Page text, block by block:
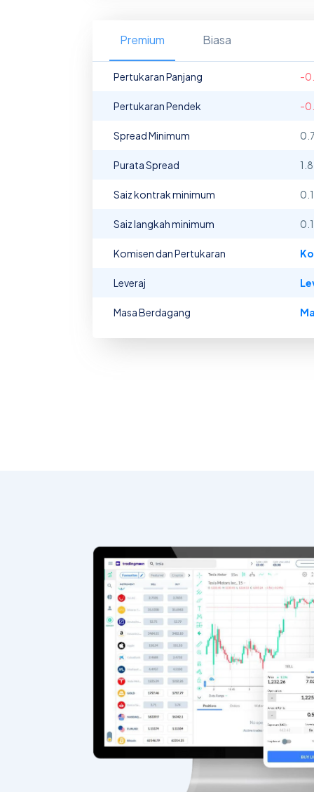
Premium Biasa
Pertukaran Panjang -
Pertukaran Pendek -
Spread Minimum
Purata Spread 1.8
Saiz kontrak minimum 0.1
Saiz langkah minimum 0.1
Komisen dan Pertukaran
Leveraj
Masa Berdagang